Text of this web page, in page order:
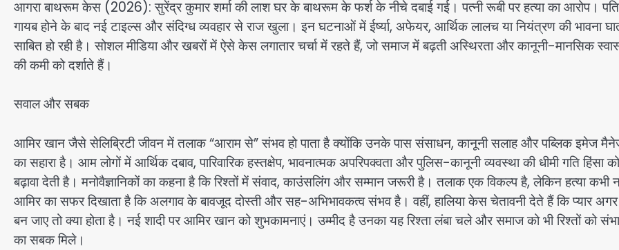
आगरा बाथरूम केस (2026): सुरेंद्र कुमार शर्मा की लाश घर के बाथरूम के फर्श के नीचे दबाई गई। पत्नी रूबी पर हत्या का आरोप।
गायब होने के बाद नई टाइल्स और संदिग्ध व्यवहार से राज खुला। इन घटनाओं में ईर्ष्या, अफेयर, आर्थिक लालच या नियंत्रण की भावना
साबित हो रही है। सोशल मीडिया और खबरों में ऐसे केस लगातार चर्चा में रहते हैं, जो समाज में बढ़ती अस्थिरता और कानूनी-मानसिक
की कमी को दर्शाते हैं।
सवाल और सबक
आमिर खान जैसे सेलिब्रिटी जीवन में तलाक “आराम से” संभव हो पाता है क्योंकि उनके पास संसाधन, कानूनी सलाह और पब्लिक इमेज
का सहारा है। आम लोगों में आर्थिक दबाव, पारिवारिक हस्तक्षेप, भावनात्मक अपरिपक्वता और पुलिस-कानूनी व्यवस्था की धीमी गति हिंसा को
बढ़ावा देती है। मनोवैज्ञानिकों का कहना है कि रिश्तों में संवाद, काउंसलिंग और सम्मान जरूरी है। तलाक एक विकल्प है, लेकिन हत्या कभी
आमिर का सफर दिखाता है कि अलगाव के बावजूद दोस्ती और सह-अभिभावकत्व संभव है। वहीं, हालिया केस चेतावनी देते हैं कि प्यार
बन जाए तो क्या होता है। नई शादी पर आमिर खान को शुभकामनाएं। उम्मीद है उनका यह रिश्ता लंबा चले और समाज को भी रिश्तों को
का सबक मिले।